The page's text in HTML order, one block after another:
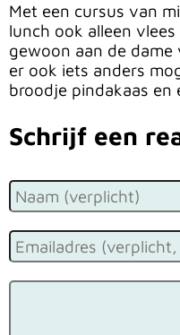
Met een cursus van
lunch ook alleen
gewoon aan de
er ook iets anders
broodje pindakaas en
Schrijf een